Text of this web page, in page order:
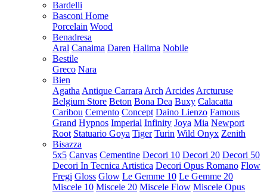
Bardelli
Basconi Home
Porcelain Wood
Benadresa
Aral Canaima Daren Halima Nobile
Bestile
Greco Nara
Bien
Agatha Antique Carrara Arch Arcides Arcturuse
Belgium Store Beton Bona Dea Buxy Calacatta
Caribou Cemento Concept Daino Lienzo Famous
Grand Hypnos Imperial Infinity Joya Mia Newport
Root Statuario Goya Tiger Turin Wild Onyx Zenith
Bisazza
5x5 Canvas Cementine Decori 10 Decori 20 Decori 50
Decori In Tecnica Artistica Decori Opus Romano Flow
Fregi Gloss Glow Le Gemme 10 Le Gemme 20
Miscele 10 Miscele 20 Miscele Flow Miscele Opus